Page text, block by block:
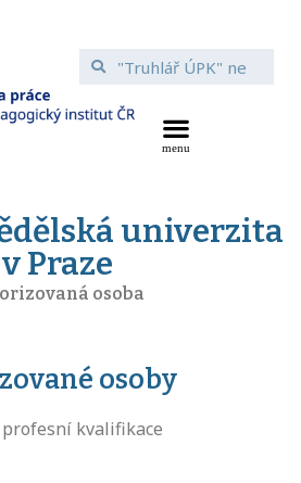
univerzita
v Praze
osoba
osoby
kvalifikace